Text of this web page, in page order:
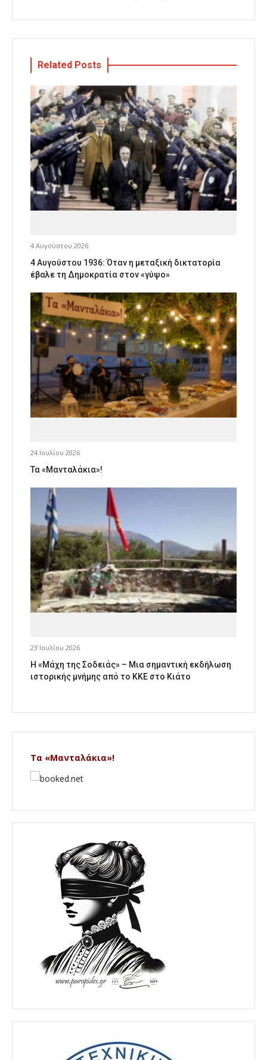
Related Posts
4 Αυγούστου 2026
4 Αυγούστου 1936: Όταν η μεταξική δικτατορία
έβαλε τη Δημοκρατία στον «γύψο»
24 Ιουλίου 2026
Τα «Μανταλάκια»!
23 Ιουλίου 2026
Η «Μάχη της Σοδειάς» – Μια σημαντική εκδήλωση
ιστορικής μνήμης από το ΚΚΕ στο Κιάτο
Τα «Μανταλάκια»!